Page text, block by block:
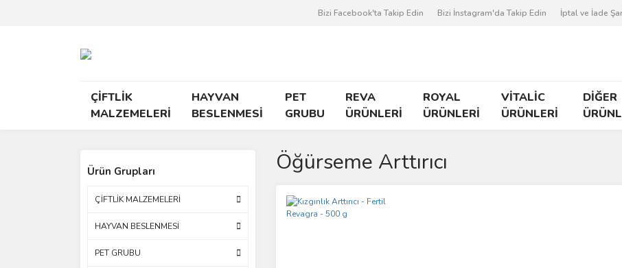
Bizi Facebook'ta Takip Edin Bizi İnstagram'da Takip Edin İptal ve İade
ÇİFTLİK
MALZEMELERİ
HAYVAN
BESLENMESİ
PET
GRUBU
REVA
ÜRÜNLERİ
ROYAL
ÜRÜNLERİ
VİTALİC
ÜRÜNLERİ
DİĞER
Ürün Grupları
ÇİFTLİK MALZEMELERİ
HAYVAN BESLENMESİ
PET GRUBU
Öğürseme Arttırıcı